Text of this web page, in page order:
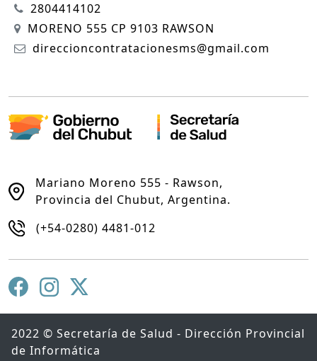
2804414102
MORENO 555 CP 9103 RAWSON
direccioncontratacionesms@gmail.com
Mariano Moreno 555 - Rawson,
Provincia del Chubut, Argentina.
(+54-0280) 4481-012
2022 © Secretaría de Salud - Dirección Provincial
de Informática